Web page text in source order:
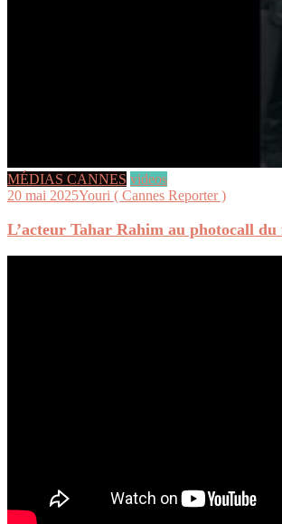
MÉDIAS CANNES videos
20 mai 2025Youri ( Cannes Reporter )
L’acteur Tahar Rahim au photocall